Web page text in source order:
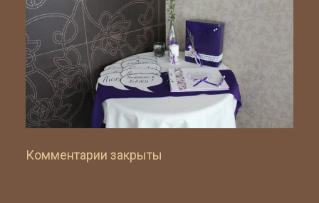
Комментарии закрыты